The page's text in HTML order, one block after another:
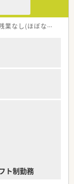
業なし(ほぼなし含む)
ト制勤務